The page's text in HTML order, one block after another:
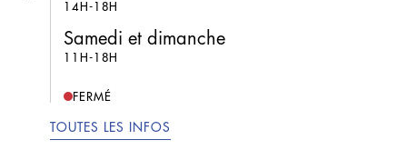
14H-18H
Samedi et dimanche
11H-18H
FERMÉ
TOUTES LES INFOS